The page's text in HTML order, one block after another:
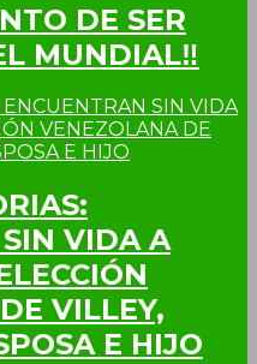
DE SER
MUNDIAL‼
VIDA A
VILLEY,
E HIJO